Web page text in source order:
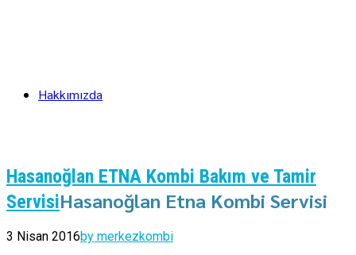
Hakkımızda
Hasanoğlan ETNA Kombi Bakım ve Tamir
ServisiHasanoğlan Etna Kombi Servisi
3 Nisan 2016by merkezkombi